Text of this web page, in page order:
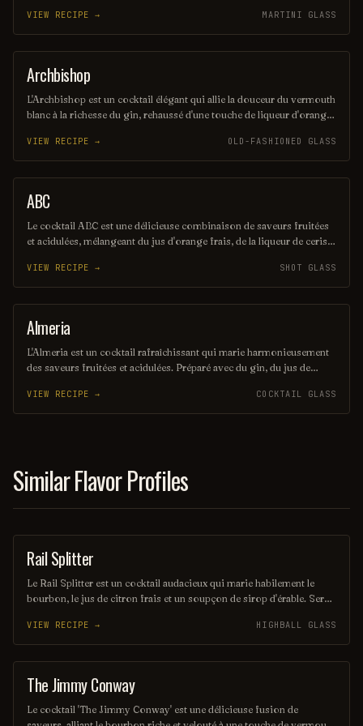
concombre, il offre une expérience à la fois élégante et désaltérante,
parfaite pour les soirées estivales. Son équilibre subtil en fait un
choix idéal pour les amateurs de cocktails sophistiqués.
VIEW RECIPE → MARTINI GLASS
ORDINARY DRINK
Archbishop
L'Archbishop est un cocktail élégant qui allie la douceur du vermouth
blanc à la richesse du gin, rehaussé d'une touche de liqueur d'orange.
délicate et aromatique, parfaite pour les amateurs de cocktails
sophistiqués. Sa présentation soignée en fait également un choix
idéal pour les occasions spéciales.
VIEW RECIPE → OLD-FASHIONED GLASS
SHOT
ABC
Le cocktail ABC est une délicieuse combinaison de saveurs fruitées
et acidulées, mélangeant du jus d'orange frais, de la liqueur de cerise
zeste d'orange, il offre une expérience rafraîchissante et vivifiante,
parfaite pour toutes les occasions. Ce cocktail coloré saura séduire
les amateurs de boissons estivales.
VIEW RECIPE → SHOT GLASS
ORDINARY DRINK
Almeria
L'Almeria est un cocktail rafraîchissant qui marie harmonieusement
des saveurs fruitées et acidulées. Préparé avec du gin, du jus de
douces soirées d'été en bord de mer. Servi sur glace avec une
garniture de menthe, c'est une boisson parfaite pour se détendre et
VIEW RECIPE → COCKTAIL GLASS
Similar Flavor Profiles
COCKTAIL
Rail Splitter
Le Rail Splitter est un cocktail audacieux qui marie habilement le
bourbon, le jus de citron frais et un soupçon de sirop d'érable. Servi
évoquant les saveurs rustiques du terroir américain. Parfait pour les
amateurs de cocktails classiques revisités, il saura séduire vos
papilles.
VIEW RECIPE → HIGHBALL GLASS
COCKTAIL
The Jimmy Conway
Le cocktail 'The Jimmy Conway' est une délicieuse fusion de